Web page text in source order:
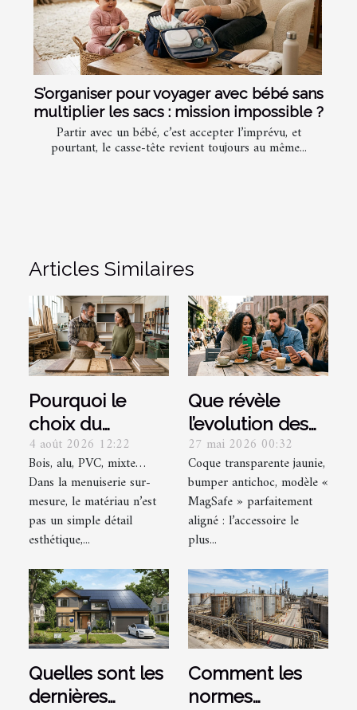
S’organiser pour voyager avec bébé sans
multiplier les sacs : mission impossible ?
Partir avec un bébé, c’est accepter l’imprévu, et
pourtant, le casse-tête revient toujours au même...
Articles Similaires
Pourquoi le
choix du
matériau
change-t-il tout
dans une
menuiserie sur-
mesure ?
4 août 2026 12:22
Bois, alu, PVC, mixte…
Dans la menuiserie sur-
mesure, le matériau n’est
pas un simple détail
esthétique,...
Que révèle
l’evolution des
coques pour
iphone sur nos
usages
numériques ?
27 mai 2026 00:32
Coque transparente jaunie,
bumper antichoc, modèle «
MagSafe » parfaitement
aligné : l’accessoire le
plus...
Quelles sont les
dernières
Comment les
normes